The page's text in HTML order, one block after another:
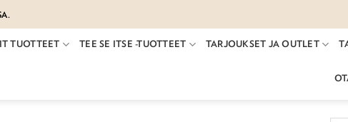
TUOTTEET TEE SE ITSE -TUOTTEET TARJOUKSET JA OUTLET